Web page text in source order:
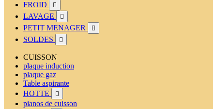
FROID 
LAVAGE 
PETIT MENAGER 
SOLDES 
CUISSON
plaque induction
plaque gaz
Table aspirante
HOTTE

pianos de cuisson